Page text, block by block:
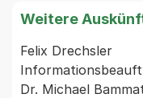
Weitere
Felix Drechsler
Dr. Michael